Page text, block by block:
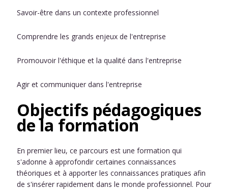
Savoir-être dans un contexte professionnel
Comprendre les grands enjeux de l'entreprise
Promouvoir l'éthique et la qualité dans l'entreprise
Agir et communiquer dans l'entreprise
Objectifs pédagogiques
de la formation
En premier lieu, ce parcours est une formation qui
s'adonne à approfondir certaines connaissances
théoriques et à apporter les connaissances pratiques afin
de s'insérer rapidement dans le monde professionnel. Pour